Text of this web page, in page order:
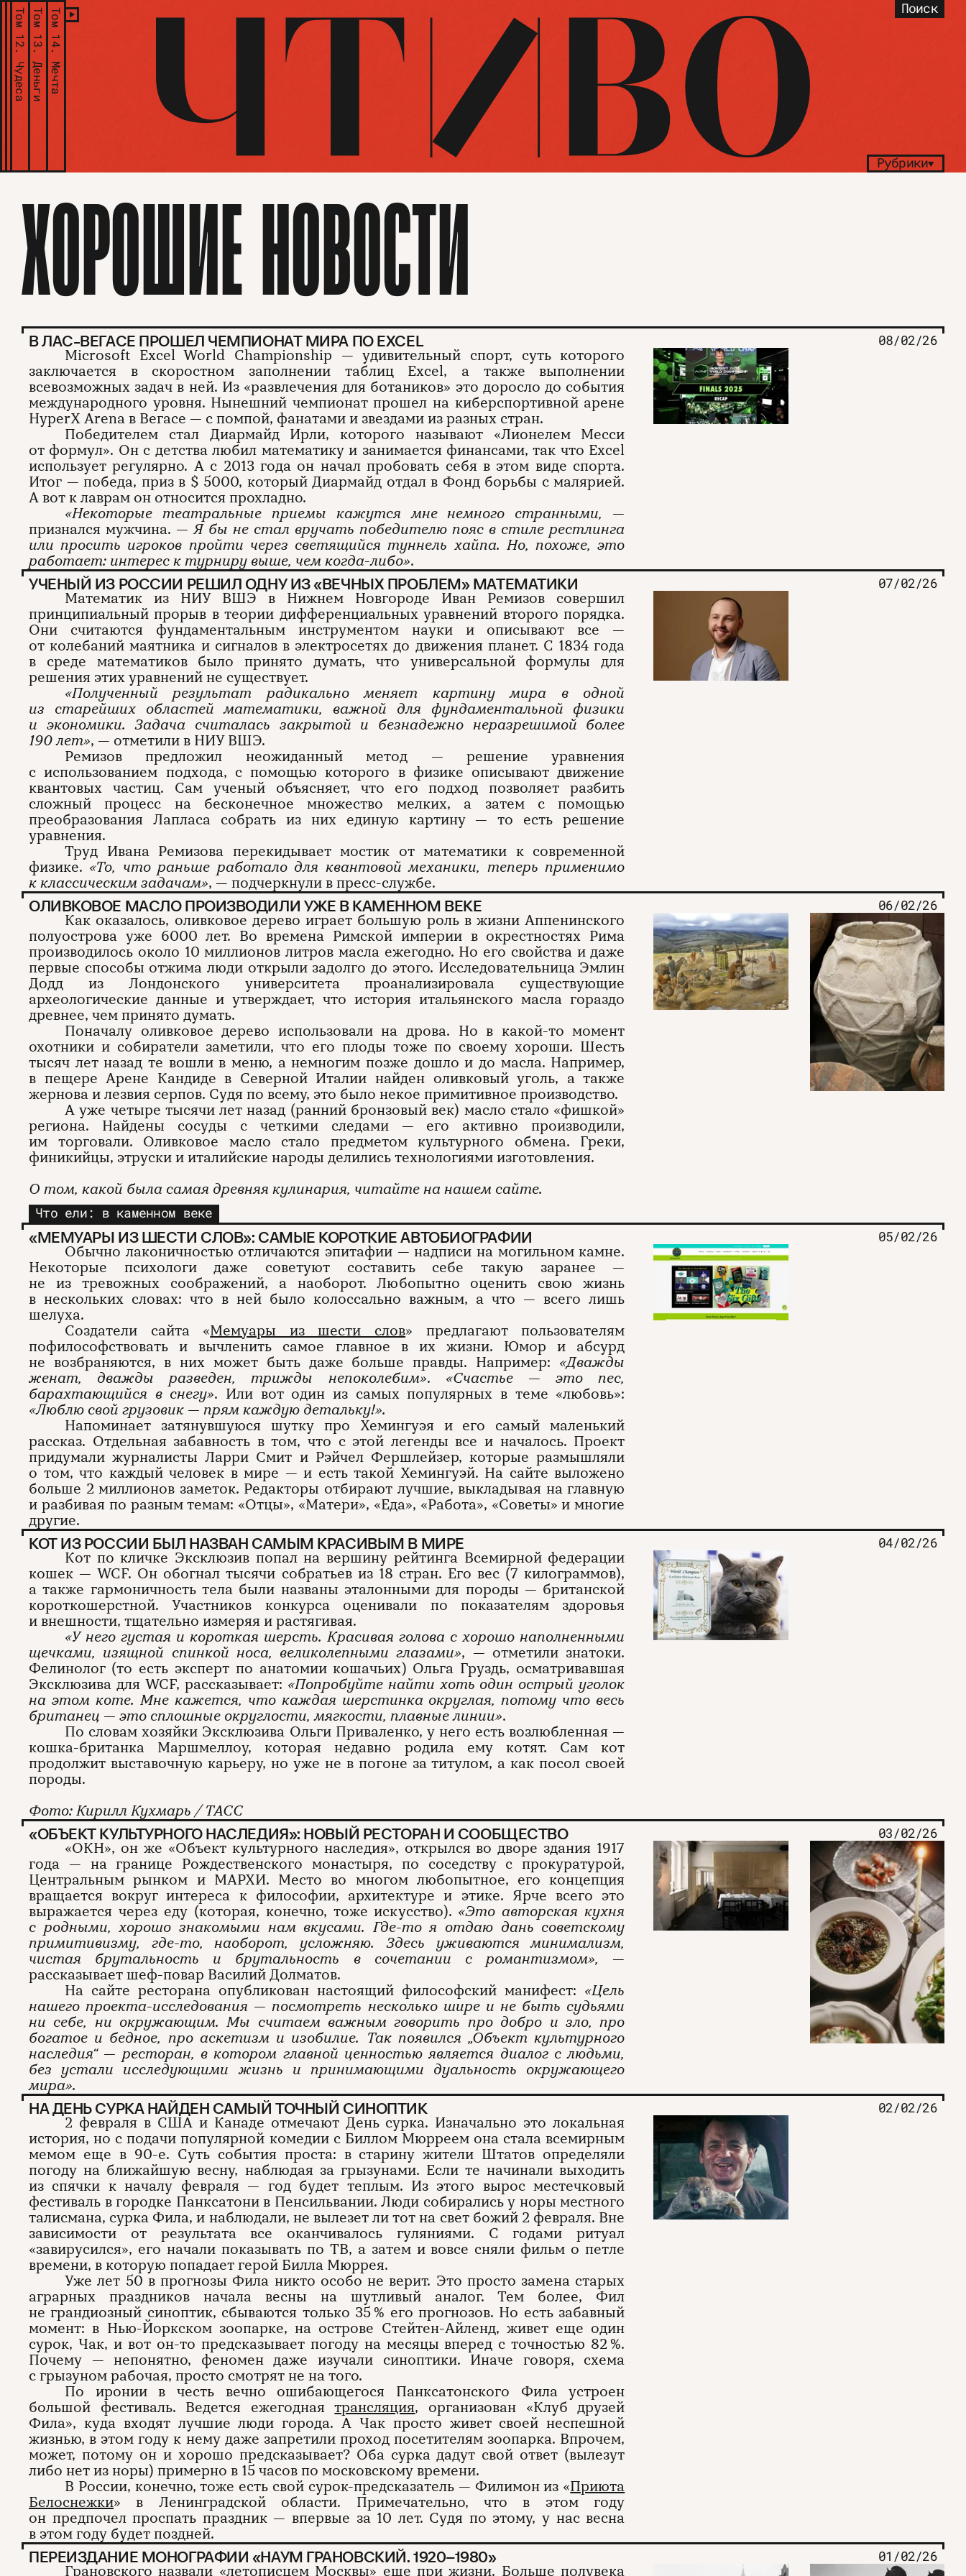
Поиск
Рубрики
Том 12.
Чудеса
Том 13.
Деньги
Том 14.
Мечта
ХОРОШИЕ НОВОСТИ
В ЛАС-ВЕГАСЕ ПРОШЕЛ ЧЕМПИОНАТ МИРА ПО EXCEL 08/02/26
Microsoft Excel World Championship — удивительный спорт, суть которого
заключается в скоростном заполнении таблиц Excel, а также выполнении
всевозможных задач в ней. Из «развлечения для ботаников» это доросло до события
международного уровня. Нынешний чемпионат прошел на киберспортивной арене
HyperX Arena в Вегасе — с помпой, фанатами и звездами из разных стран.
Победителем стал Диармайд Ирли, которого называют «Лионелем Месси
от формул». Он с детства любил математику и занимается финансами, так что Excel
использует регулярно. А с 2013 года он начал пробовать себя в этом виде спорта.
Итог — победа, приз в $ 5000, который Диармайд отдал в Фонд борьбы с малярией.
А вот к лаврам он относится прохладно.
«Некоторые театральные приемы кажутся мне немного странными, —
признался мужчина. — Я бы не стал вручать победителю пояс в стиле рестлинга
или просить игроков пройти через светящийся туннель хайпа. Но, похоже, это
работает: интерес к турниру выше, чем когда-либо».
УЧЕНЫЙ ИЗ РОССИИ РЕШИЛ ОДНУ ИЗ «ВЕЧНЫХ ПРОБЛЕМ» МАТЕМАТИКИ 07/02/26
Математик из НИУ ВШЭ в Нижнем Новгороде Иван Ремизов совершил
принципиальный прорыв в теории дифференциальных уравнений второго порядка.
Они считаются фундаментальным инструментом науки и описывают все —
от колебаний маятника и сигналов в электросетях до движения планет. С 1834 года
в среде математиков было принято думать, что универсальной формулы для
решения этих уравнений не существует.
«Полученный результат радикально меняет картину мира в одной
из старейших областей математики, важной для фундаментальной физики
и экономики. Задача считалась закрытой и безнадежно неразрешимой более
190 лет», — отметили в НИУ ВШЭ.
Ремизов предложил неожиданный метод — решение уравнения
с использованием подхода, с помощью которого в физике описывают движение
квантовых частиц. Сам ученый объясняет, что его подход позволяет разбить
сложный процесс на бесконечное множество мелких, а затем с помощью
преобразования Лапласа собрать из них единую картину — то есть решение
уравнения.
Труд Ивана Ремизова перекидывает мостик от математики к современной
физике. «То, что раньше работало для квантовой механики, теперь применимо
к классическим задачам», — подчеркнули в пресс-службе.
ОЛИВКОВОЕ МАСЛО ПРОИЗВОДИЛИ УЖЕ В КАМЕННОМ ВЕКЕ 06/02/26
Как оказалось, оливковое дерево играет большую роль в жизни Аппенинского
полуострова уже 6000 лет. Во времена Римской империи в окрестностях Рима
производилось около 10 миллионов литров масла ежегодно. Но его свойства и даже
первые способы отжима люди открыли задолго до этого. Исследовательница Эмлин
Додд из Лондонского университета проанализировала существующие
археологические данные и утверждает, что история итальянского масла гораздо
древнее, чем принято думать.
Поначалу оливковое дерево использовали на дрова. Но в какой-то момент
охотники и собиратели заметили, что его плоды тоже по своему хороши. Шесть
тысяч лет назад те вошли в меню, а немногим позже дошло и до масла. Например,
в пещере Арене Кандиде в Северной Италии найден оливковый уголь, а также
жернова и лезвия серпов. Судя по всему, это было некое примитивное производство.
А уже четыре тысячи лет назад (ранний бронзовый век) масло стало «фишкой»
региона. Найдены сосуды с четкими следами — его активно производили,
им торговали. Оливковое масло стало предметом культурного обмена. Греки,
финикийцы, этруски и италийские народы делились технологиями изготовления.
О том, какой была самая древняя кулинария, читайте на нашем сайте.
Что ели: в каменном веке
«МЕМУАРЫ ИЗ ШЕСТИ СЛОВ»: САМЫЕ КОРОТКИЕ АВТОБИОГРАФИИ 05/02/26
Обычно лаконичностью отличаются эпитафии — надписи на могильном камне.
Некоторые психологи даже советуют составить себе такую заранее —
не из тревожных соображений, а наоборот. Любопытно оценить свою жизнь
в нескольких словах: что в ней было колоссально важным, а что — всего лишь
шелуха.
Создатели сайта «Мемуары из шести слов» предлагают пользователям
пофилософствовать и вычленить самое главное в их жизни. Юмор и абсурд
не возбраняются, в них может быть даже больше правды. Например: «Дважды
женат, дважды разведен, трижды непоколебим». «Счастье — это пес,
барахтающийся в снегу». Или вот один из самых популярных в теме «любовь»:
«Люблю свой грузовик — прям каждую детальку!».
Напоминает затянувшуюся шутку про Хемингуэя и его самый маленький
рассказ. Отдельная забавность в том, что с этой легенды все и началось. Проект
придумали журналисты Ларри Смит и Рэйчел Фершлейзер, которые размышляли
о том, что каждый человек в мире — и есть такой Хемингуэй. На сайте выложено
больше 2 миллионов заметок. Редакторы отбирают лучшие, выкладывая на главную
и разбивая по разным темам: «Отцы», «Матери», «Еда», «Работа», «Советы» и многие
другие.
КОТ ИЗ РОССИИ БЫЛ НАЗВАН САМЫМ КРАСИВЫМ В МИРЕ 04/02/26
Кот по кличке Эксклюзив попал на вершину рейтинга Всемирной федерации
кошек — WCF. Он обогнал тысячи собратьев из 18 стран. Его вес (7 килограммов),
а также гармоничность тела были названы эталонными для породы — британской
короткошерстной. Участников конкурса оценивали по показателям здоровья
и внешности, тщательно измеряя и растягивая.
«У него густая и короткая шерсть. Красивая голова с хорошо наполненными
щечками, изящной спинкой носа, великолепными глазами», — отметили знатоки.
Фелинолог (то есть эксперт по анатомии кошачьих) Ольга Груздь, осматривавшая
Эксклюзива для WCF, рассказывает: «Попробуйте найти хоть один острый уголок
на этом коте. Мне кажется, что каждая шерстинка округлая, потому что весь
британец — это сплошные округлости, мягкости, плавные линии».
По словам хозяйки Эксклюзива Ольги Приваленко, у него есть возлюбленная —
кошка-британка Маршмеллоу, которая недавно родила ему котят. Сам кот
продолжит выставочную карьеру, но уже не в погоне за титулом, а как посол своей
породы.
Фото: Кирилл Кухмарь / ТАСС
«ОБЪЕКТ КУЛЬТУРНОГО НАСЛЕДИЯ»: НОВЫЙ РЕСТОРАН И СООБЩЕСТВО 03/02/26
«ОКН», он же «Объект культурного наследия», открылся во дворе здания 1917
года — на границе Рождественского монастыря, по соседству с прокуратурой,
Центральным рынком и МАРХИ. Место во многом любопытное, его концепция
вращается вокруг интереса к философии, архитектуре и этике. Ярче всего это
выражается через еду (которая, конечно, тоже искусство). «Это авторская кухня
с родными, хорошо знакомыми нам вкусами. Где-то я отдаю дань советскому
примитивизму, где-то, наоборот, усложняю. Здесь уживаются минимализм,
чистая брутальность и брутальность в сочетании с романтизмом», —
рассказывает шеф-повар Василий Долматов.
На сайте ресторана опубликован настоящий философский манифест: «Цель
нашего проекта-исследования — посмотреть несколько шире и не быть судьями
ни себе, ни окружающим. Мы считаем важным говорить про добро и зло, про
богатое и бедное, про аскетизм и изобилие. Так появился „Объект культурного
наследия“ — ресторан, в котором главной ценностью является диалог с людьми,
без устали исследующими жизнь и принимающими дуальность окружающего
мира».
НА ДЕНЬ СУРКА НАЙДЕН САМЫЙ ТОЧНЫЙ СИНОПТИК 02/02/26
2 февраля в США и Канаде отмечают День сурка. Изначально это локальная
история, но с подачи популярной комедии с Биллом Мюрреем она стала всемирным
мемом еще в 90-е. Суть события проста: в старину жители Штатов определяли
погоду на ближайшую весну, наблюдая за грызунами. Если те начинали выходить
из спячки к началу февраля — год будет теплым. Из этого вырос местечковый
фестиваль в городке Панксатони в Пенсильвании. Люди собирались у норы местного
талисмана, сурка Фила, и наблюдали, не вылезет ли тот на свет божий 2 февраля. Вне
зависимости от результата все оканчивалось гуляниями. С годами ритуал
«завирусился», его начали показывать по ТВ, а затем и вовсе сняли фильм о петле
времени, в которую попадает герой Билла Мюррея.
Уже лет 50 в прогнозы Фила никто особо не верит. Это просто замена старых
аграрных праздников начала весны на шутливый аналог. Тем более, Фил
не грандиозный синоптик, сбываются только 35 % его прогнозов. Но есть забавный
момент: в Нью-Йоркском зоопарке, на острове Стейтен-Айленд, живет еще один
сурок, Чак, и вот он-то предсказывает погоду на месяцы вперед с точностью 82 %.
Почему — непонятно, феномен даже изучали синоптики. Иначе говоря, схема
с грызуном рабочая, просто смотрят не на того.
По иронии в честь вечно ошибающегося Панксатонского Фила устроен
большой фестиваль. Ведется ежегоднаятрансляция, организован «Клуб друзей
Фила», куда входят лучшие люди города. А Чак просто живет своей неспешной
жизнью, в этом году к нему даже запретили проход посетителям зоопарка. Впрочем,
может, потому он и хорошо предсказывает? Оба сурка дадут свой ответ (вылезут
либо нет из норы) примерно в 15 часов по московскому времени.
В России, конечно, тоже есть свой сурок-предсказатель — Филимон из «Приюта
Белоснежки» в Ленинградской области. Примечательно, что в этом году
он предпочел проспать праздник — впервые за 10 лет. Судя по этому, у нас весна
в этом году будет поздней.
ПЕРЕИЗДАНИЕ МОНОГРАФИИ «НАУМ ГРАНОВСКИЙ. 1920–1980» 01/02/26
Грановского назвали «летописцем Москвы» еще при жизни. Больше полувека